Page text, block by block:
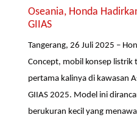
Oseania, Honda
GIIAS
Tangerang, 26 Juli 2025 –
Concept, mobil konsep
pertama kalinya di kawasan
GIIAS 2025. Model ini
berukuran kecil yang